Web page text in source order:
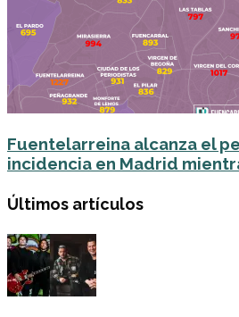
Fuentelarreina alcanza el
incidencia en Madrid
Últimos artículos